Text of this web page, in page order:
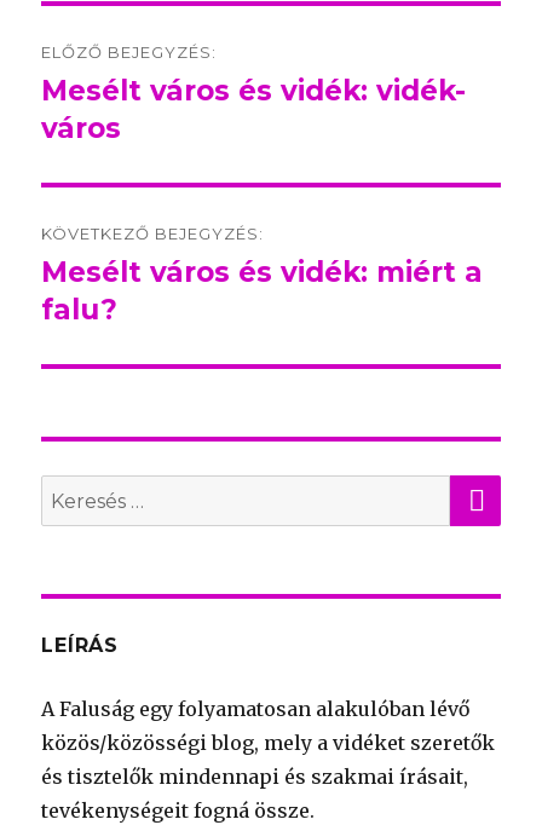
navigation
ELŐZŐ BEJEGYZÉS:
Előző
bejegyzés:
Mesélt város és vidék: vidék-
város
KÖVETKEZŐ BEJEGYZÉS:
Következő
bejegyzés:
Mesélt város és vidék: miért a
falu?
Search
for:
LEÍRÁS
A Faluság egy folyamatosan alakulóban lévő
közös/közösségi blog, mely a vidéket szeretők
és tisztelők mindennapi és szakmai írásait,
tevékenységeit fogná össze.